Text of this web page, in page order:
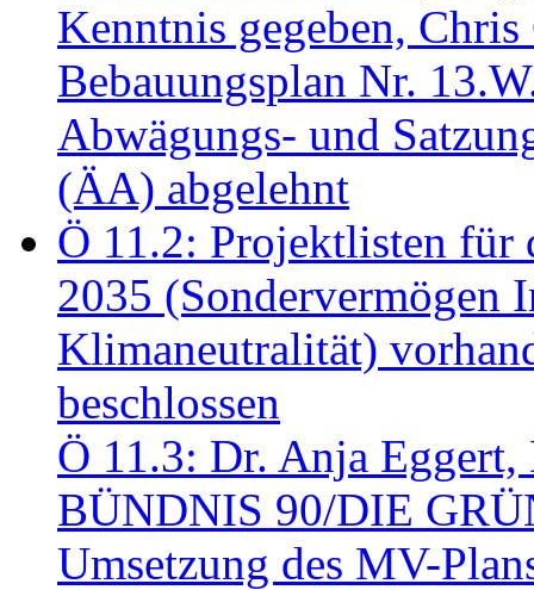
Kenntnis gegeben,
Bebauungsplan Nr.
Abwägungs- und
(ÄA) abgelehnt
Ö 11.2: Projektlisten für
2035 (Sondervermögen
Klimaneutralität)
beschlossen
Ö 11.3: Dr. Anja
BÜNDNIS 90/DIE
Umsetzung des MV-